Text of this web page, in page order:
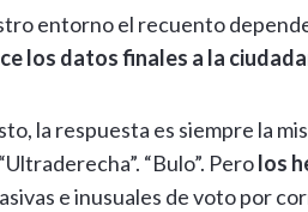
entorno el recuento
los datos finales a la
la respuesta es siempre la
“Bulo”. Perolos
e inusuales de voto por